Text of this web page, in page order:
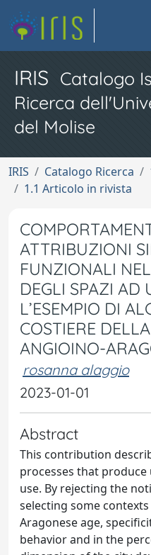
IRIS Catalogo
Ricerca
del Molise
IRIS Catalogo Ricerca
1.1 Articolo in rivista
ATTRIBUZIONI
FUNZIONALI
DEGLI SPAZI AD
L’ESEMPIO DI
COSTIERE
ANGIOINO-
rosanna alaggio
2023-01-01
Abstract
This contribution
processes that
use. By rejecting the
selecting some
Aragonese age,
behavior and in the